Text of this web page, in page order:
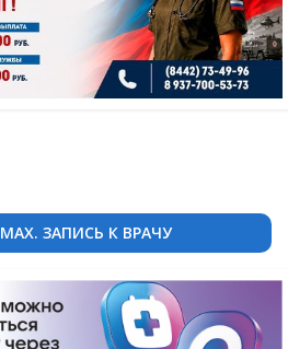
MAX. ЗАПИСЬ К ВРАЧУ